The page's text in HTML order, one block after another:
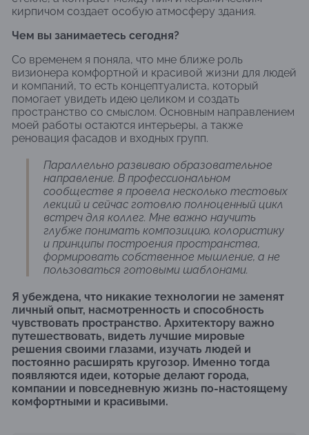
кирпичом создает особую атмосферу здания.
Чем вы занимаетесь сегодня?
Со временем я поняла, что мне ближе роль
визионера комфортной и красивой жизни для людей
и компаний, то есть концептуалиста, который
помогает увидеть идею целиком и создать
пространство со смыслом. Основным направлением
моей работы остаются интерьеры, а также
реновация фасадов и входных групп.
Параллельно развиваю образовательное
направление. В профессиональном
сообществе я провела несколько тестовых
лекций и сейчас готовлю полноценный цикл
встреч для коллег. Мне важно научить
глубже понимать композицию, колористику
и принципы построения пространства,
формировать собственное мышление, а не
пользоваться готовыми шаблонами.
Я убеждена, что никакие технологии не заменят
личный опыт, насмотренность и способность
чувствовать пространство. Архитектору важно
путешествовать, видеть лучшие мировые
решения своими глазами, изучать людей и
постоянно расширять кругозор. Именно тогда
появляются идеи, которые делают города,
компании и повседневную жизнь по-настоящему
комфортными и красивыми.